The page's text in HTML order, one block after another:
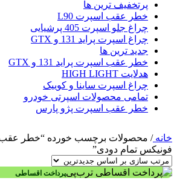
پرتخفیف ترین ها
خطر عقب اسپرت L90
چراغ جلو اسپرت 405 پرشیایی
چراغ اسپرت پراید 131 و GTX
جدید ترین ها
خطر عقب اسپرت پراید 131 و GTX
هدلایت HIGH LIGHT
چراغ اسپرت ساینا و کوییک
تمامی محصولات اسپرتی خودرو
خطر عقب اسپرت پژو پارس
خانه/ محصولات برچسب خورده “خطر
فونیکس تمام دودی”
پرداخت اقساطی